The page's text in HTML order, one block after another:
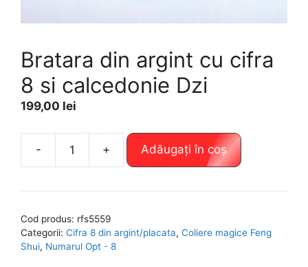
Bratara din argint cu cifra
8 si calcedonie Dzi
199,00 lei
-
Cantitate
din
cu
+ Adăugați în coș
e
n
a
Cod produs: rfs5559
Categorii: Cifra 8 din argint/placata, Coliere magice Feng
Shui, Numarul Opt - 8